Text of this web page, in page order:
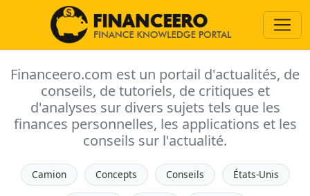
Financeero.com est un portail d'actualités, de
conseils, de tutoriels, de critiques et
d'analyses sur divers sujets tels que les
finances personnelles, les applications et les
conseils sur l'actualité.
Camion Concepts Conseils États-Unis